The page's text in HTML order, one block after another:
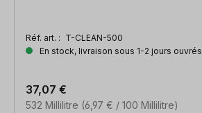
Réf. art. : T-CLEAN-500
En stock, livraison sous 1-2 jours ouvrés
532 Millilitre (6,97 € / 100 Millilitre)
37,07 €